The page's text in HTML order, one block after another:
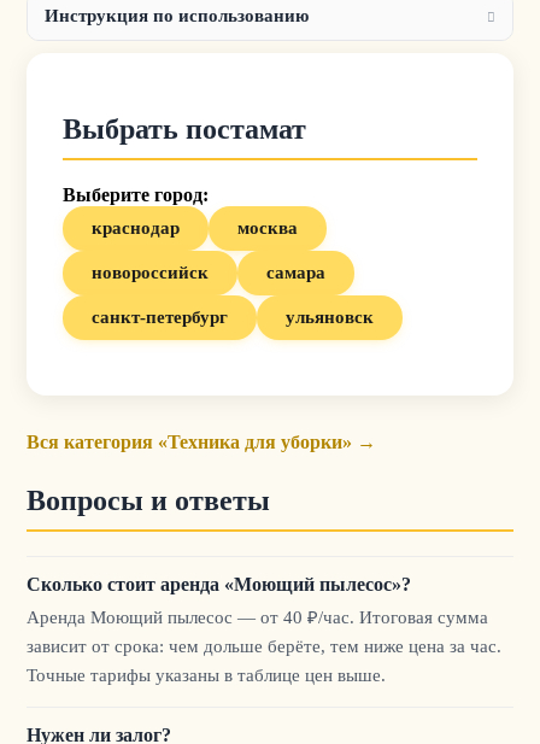
Инструкция по использованию
Выбрать постамат
Выберите город:
краснодар москва
новороссийск самара
санкт-петербург ульяновск
Вся категория «Техника для уборки» →
Вопросы и ответы
Сколько стоит аренда «Моющий пылесос»?
Аренда Моющий пылесос — от 40 ₽/час. Итоговая сумма
зависит от срока: чем дольше берёте, тем ниже цена за час.
Точные тарифы указаны в таблице цен выше.
Нужен ли залог?